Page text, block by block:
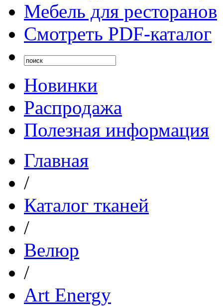
Мебель для ресторанов
Смотреть PDF-каталог
Новинки
Распродажа
Полезная информация
Главная
/
Каталог тканей
/
Велюр
/
Art Energy